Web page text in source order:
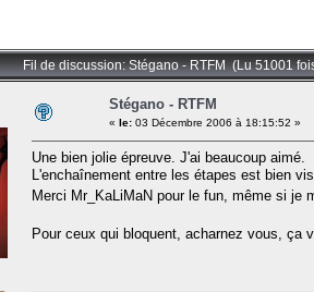
Fil de discussion: Stégano - RTFM (Lu 51001
Stégano - RTFM
« le: 03 Décembre 2006 à 18:15:52 »
Une bien jolie épreuve. J'ai beaucoup aimé.
L'enchaînement entre les étapes est bien
Merci Mr_KaLiMaN pour le fun, même si je
Pour ceux qui bloquent, acharnez vous, ça